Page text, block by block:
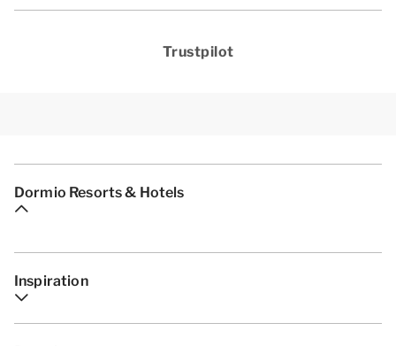
Trustpilot
Dormio Resorts & Hotels
Inspiration